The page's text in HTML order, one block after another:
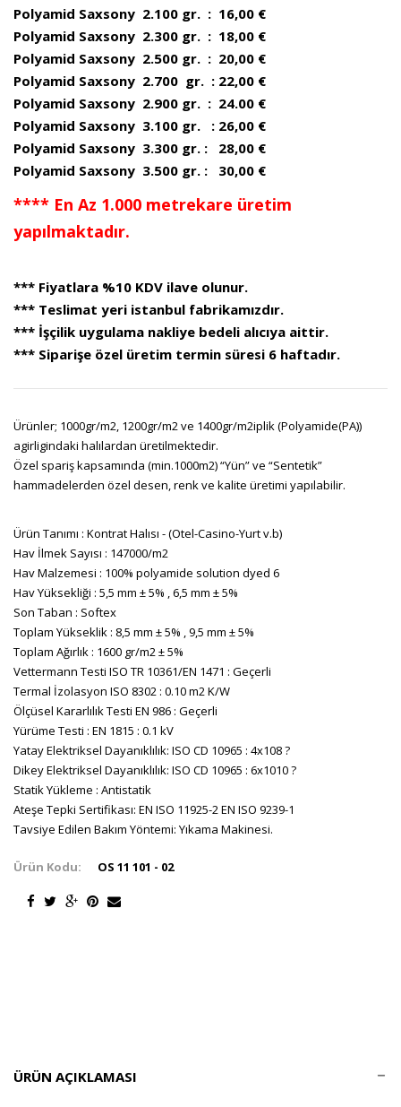
Polyamid Saxsony 2.100 gr. : 16,00 €
Polyamid Saxsony 2.300 gr. : 18,00 €
Polyamid Saxsony 2.500 gr. : 20,00 €
Polyamid Saxsony 2.700 gr. : 22,00 €
Polyamid Saxsony 2.900 gr. : 24.00 €
Polyamid Saxsony 3.100 gr. : 26,00 €
Polyamid Saxsony 3.300 gr. : 28,00 €
Polyamid Saxsony 3.500 gr. : 30,00 €
**** En Az 1.000 metrekare üretim
yapılmaktadır.
*** Fiyatlara %10 KDV ilave olunur.
*** Teslimat yeri istanbul fabrikamızdır.
*** İşçilik uygulama nakliye bedeli alıcıya aittir.
*** Siparişe özel üretim termin süresi 6 haftadır.
Ürünler; 1000gr/m2, 1200gr/m2 ve 1400gr/m2iplik (Polyamide(PA))
agirligindaki halılardan üretilmektedir.
Özel spariş kapsamında (min.1000m2) “Yün” ve “Sentetik”
hammadelerden özel desen, renk ve kalite üretimi yapılabilir.
Ürün Tanımı : Kontrat Halısı - (Otel-Casino-Yurt v.b)
Hav İlmek Sayısı : 147000/m2
Hav Malzemesi : 100% polyamide solution dyed 6
Hav Yüksekliği : 5,5 mm ± 5% , 6,5 mm ± 5%
Son Taban : Softex
Toplam Yükseklik : 8,5 mm ± 5% , 9,5 mm ± 5%
Toplam Ağırlık : 1600 gr/m2 ± 5%
Vettermann Testi ISO TR 10361/EN 1471 : Geçerli
Termal İzolasyon ISO 8302 : 0.10 m2 K/W
Ölçüsel Kararlılık Testi EN 986 : Geçerli
Yürüme Testi : EN 1815 : 0.1 kV
Yatay Elektriksel Dayanıklılık: ISO CD 10965 : 4x108 ?
Dikey Elektriksel Dayanıklılık: ISO CD 10965 : 6x1010 ?
Statik Yükleme : Antistatik
Ateşe Tepki Sertifikası: EN ISO 11925-2 EN ISO 9239-1
Tavsiye Edilen Bakım Yöntemi: Yıkama Makinesi.
Ürün Kodu: OS 11 101 - 02
ÜRÜN AÇIKLAMASI